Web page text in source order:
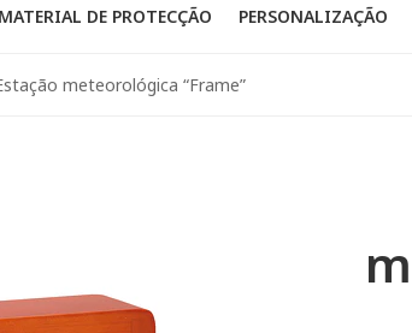
DE PROTECÇÃO PERSONALIZAÇÃO
meteorológica “Frame”